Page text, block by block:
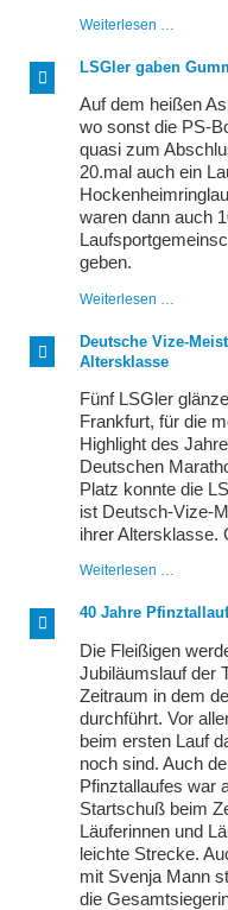
Weiterlesen …
mit
BW-
LSGler gaben
Auf dem heißen
wo sonst die PS-
quasi zum
20.mal auch ein
waren dann auch
geben.
Weiterlesen …
Gummi
Deutsche Vize-
Altersklasse
Fünf LSGler
Frankfurt, für die
Highlight des
Deutschen
Platz konnte die
ist Deutsch-Vize-
ihrer Altersklasse.
Weiterlesen …
beim
in
der
40 Jahre
Die Fleißigen
Jubiläumslauf der
Zeitraum in dem
durchführt. Vor
beim ersten Lauf
noch sind. Auch
Pfinztallaufes war
Startschuß beim
Läuferinnen und
leichte Strecke.
mit Svenja Mann
die